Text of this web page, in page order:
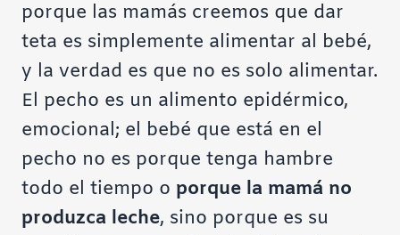
porque las mamás creemos que dar
teta es simplemente alimentar al bebé,
y la verdad es que no es solo alimentar.
El pecho es un alimento epidérmico,
emocional; el bebé que está en el
pecho no es porque tenga hambre
todo el tiempo o porque la mamá no
produzca leche, sino porque es su